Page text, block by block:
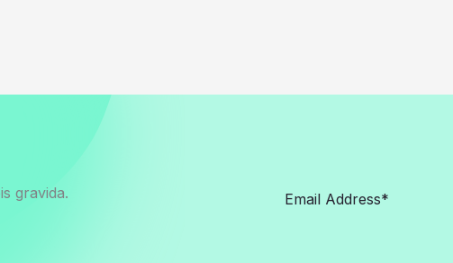
gravida.